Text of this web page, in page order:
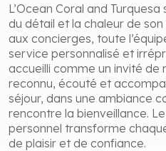
L’Ocean Coral and
du détail et la chaleur de
aux concierges, toute
service personnalisé et
accueilli comme un invité de
reconnu, écouté et
séjour, dans une ambiance
rencontre la bienveillance.
personnel transforme
de plaisir et de confiance.